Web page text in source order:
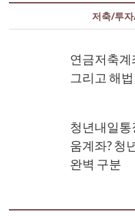
저축/투
연금저축계
그리고 해법
청년내일통
움계좌? 청
완벽 구분